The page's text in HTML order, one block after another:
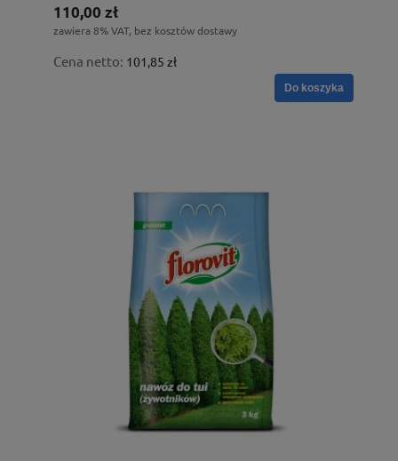
110,00 zł
zawiera 8% VAT, bez kosztów dostawy
Cena netto: 101,85 zł
Do koszyka